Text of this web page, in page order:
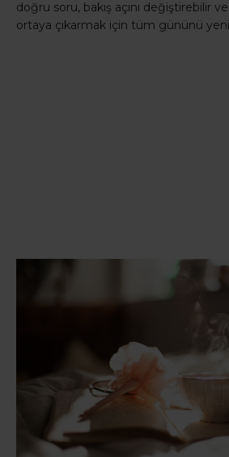
doğru soru, bakış açını değiştirebilir
ortaya çıkarmak için tüm gününü